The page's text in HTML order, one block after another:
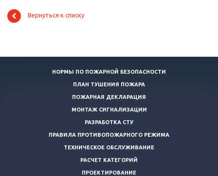
Вернуться к списку
НОРМЫ ПО ПОЖАРНОЙ БЕЗОПАСНОСТИ
ПЛАН ТУШЕНИЯ ПОЖАРА
ПОЖАРНАЯ ДЕКЛАРАЦИЯ
МОНТАЖ СИГНАЛИЗАЦИИ
РАЗРАБОТКА СТУ
ПРАВИЛА ПРОТИВОПОЖАРНОГО РЕЖИМА
ТЕХНИЧЕСКОЕ ОБСЛУЖИВАНИЕ
РАСЧЕТ КАТЕГОРИЙ
ПРОЕКТИРОВАНИЕ